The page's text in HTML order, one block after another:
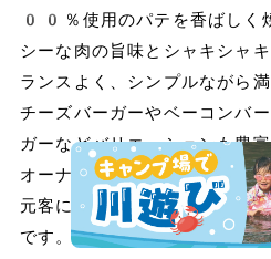
00％使用のパテを香ばしく
シーな肉の旨味とシャキシャ
ランスよく、シンプルながら
チーズバーガーやベーコンバ
ガーなどバリエーションも豊
オーナーやスタッフのフレン
元客にも観光客にも愛される
です。